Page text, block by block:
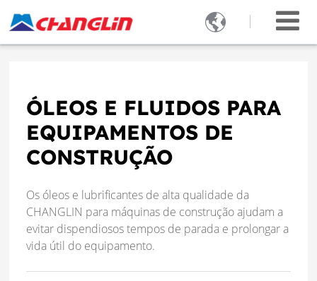

ÓLEOS E FLUIDOS PARA
EQUIPAMENTOS DE
CONSTRUÇÃO
Os óleos e lubrificantes de alta qualidade da
CHANGLIN para máquinas de construção ajudam a
evitar dispendiosos tempos de parada e prolongar a
vida útil do equipamento.